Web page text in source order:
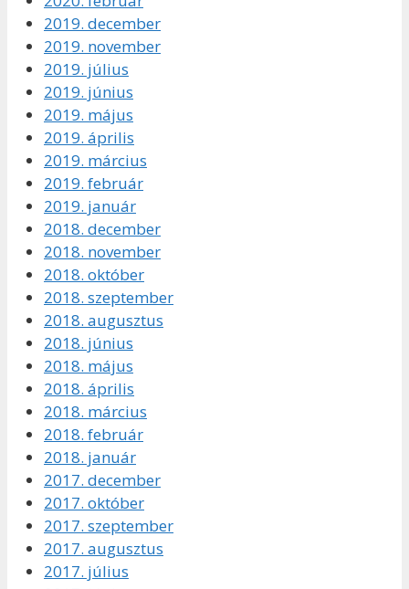
2019. december
2019. november
2019. július
2019. június
2019. május
2019. április
2019. március
2019. február
2019. január
2018. december
2018. november
2018. október
2018. szeptember
2018. augusztus
2018. június
2018. május
2018. április
2018. március
2018. február
2018. január
2017. december
2017. október
2017. szeptember
2017. augusztus
2017. július